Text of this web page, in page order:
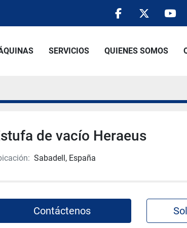
facebooktwitter
SERVICIOS QUIENES SOMOS
de vacío Heraeus
Sabadell, España
Contáctenos